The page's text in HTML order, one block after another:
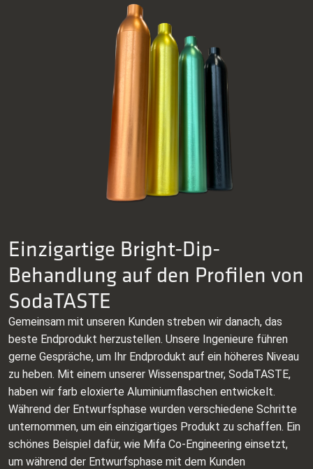
Einzigartige Bright-Dip-
Behandlung auf den Profilen von
SodaTASTE
Gemeinsam mit unseren Kunden streben wir danach, das
beste Endprodukt herzustellen. Unsere Ingenieure führen
gerne Gespräche, um Ihr Endprodukt auf ein höheres Niveau
zu heben. Mit einem unserer Wissenspartner, SodaTASTE,
haben wir farb eloxierte Aluminiumflaschen entwickelt.
Während der Entwurfsphase wurden verschiedene Schritte
unternommen, um ein einzigartiges Produkt zu schaffen. Ein
schönes Beispiel dafür, wie Mifa Co-Engineering einsetzt,
um während der Entwurfsphase mit dem Kunden